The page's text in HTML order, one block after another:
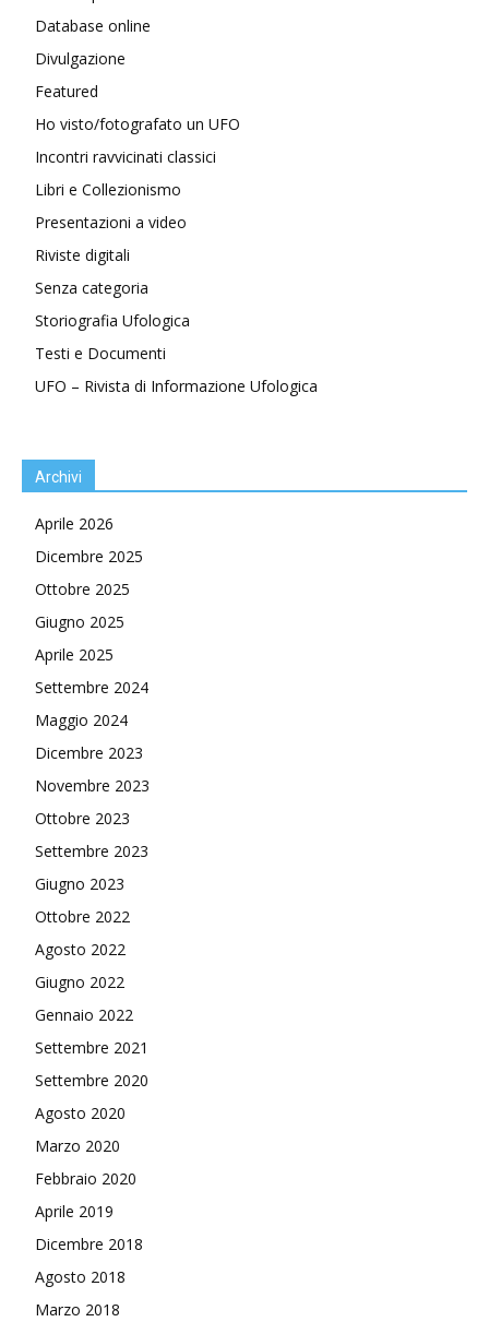
Database online
Divulgazione
Featured
Ho visto/fotografato un UFO
Incontri ravvicinati classici
Libri e Collezionismo
Presentazioni a video
Riviste digitali
Senza categoria
Storiografia Ufologica
Testi e Documenti
UFO – Rivista di Informazione Ufologica
Archivi
Aprile 2026
Dicembre 2025
Ottobre 2025
Giugno 2025
Aprile 2025
Settembre 2024
Maggio 2024
Dicembre 2023
Novembre 2023
Ottobre 2023
Settembre 2023
Giugno 2023
Ottobre 2022
Agosto 2022
Giugno 2022
Gennaio 2022
Settembre 2021
Settembre 2020
Agosto 2020
Marzo 2020
Febbraio 2020
Aprile 2019
Dicembre 2018
Agosto 2018
Marzo 2018